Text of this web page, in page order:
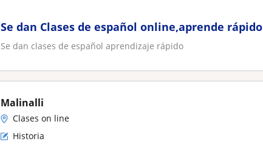
Se dan Clases de español online,aprende rápido
Se dan clases de español aprendizaje rápido
Malinalli
Clases on line
Historia